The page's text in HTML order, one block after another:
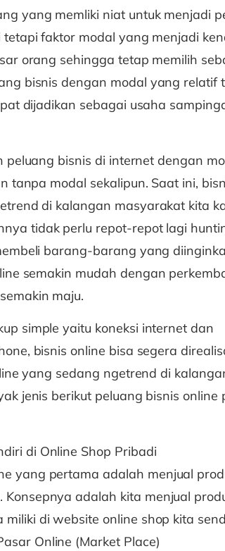
yang memliki niat untuk menjadi
faktor modal yang menjadi
orang sehingga tetap memilih
bisnis dengan modal yang relatif
dijadikan sebagai usaha
peluang bisnis di internet dengan
tanpa modal sekalipun. Saat ini,
di kalangan masyarakat kita
tidak perlu repot-repot lagi
barang-barang yang
semakin mudah dengan
maju.
simple yaitu koneksi internet dan
bisnis online bisa segera
yang sedang ngetrend di
jenis berikut peluang bisnis online
di Online Shop Pribadi
yang pertama adalah menjual
Konsepnya adalah kita menjual
di website online shop kita
Online (Market Place)